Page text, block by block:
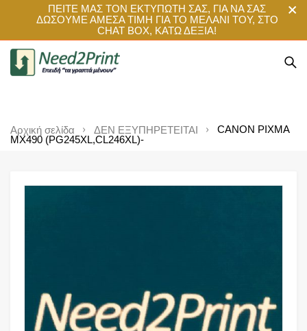
ΠΕΙΤΕ ΜΑΣ ΤΟΝ ΕΚΤΥΠΩΤΗ ΣΑΣ, ΓΙΑ ΝΑ ΣΑΣ
ΔΩΣΟΥΜΕ ΑΜΕΣΑ ΤΙΜΗ ΓΙΑ ΤΟ ΜΕΛΑΝΙ ΤΟΥ, ΣΤΟ
CHAT BOX, ΚΑΤΩ ΔΕΞΙΑ!
Αρχική σελίδα ΔΕΝ ΕΞΥΠΗΡΕΤΕΙΤΑΙ
CANON PIXMA
MX490 (PG245XL,CL246XL)-